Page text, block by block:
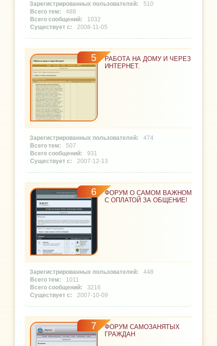
510
488
1032
2008-11-05
5
РАБОТА НА ДОМУ И ЧЕРЕЗ
ИНТЕРНЕТ.
474
507
931
2007-12-13
6
ФОРУМ О САМОМ ВАЖНОМ
С ОПЛАТОЙ ЗА ОБЩЕНИЕ!
448
1011
3216
2007-10-09
7
ФОРУМ САМОЗАНЯТЫХ
ГРАЖДАН